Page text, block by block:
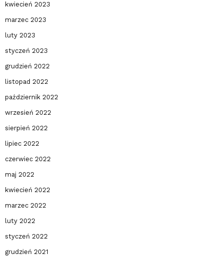
kwiecień 2023
marzec 2023
luty 2023
styczeń 2023
grudzień 2022
listopad 2022
październik 2022
wrzesień 2022
sierpień 2022
lipiec 2022
czerwiec 2022
maj 2022
kwiecień 2022
marzec 2022
luty 2022
styczeń 2022
grudzień 2021